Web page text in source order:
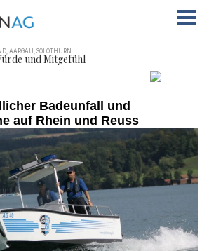
Badeunfall und
auf Rhein und Reuss